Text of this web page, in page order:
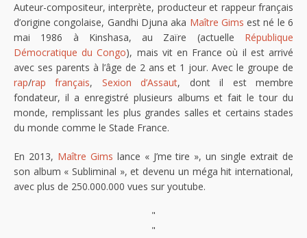
Auteur-compositeur, interprète, producteur et rappeur français
d’origine congolaise, Gandhi Djuna aka Maître Gims est né le 6
mai 1986 à Kinshasa, au Zaïre (actuelle République
Démocratique du Congo), mais vit en France où il est arrivé
avec ses parents à l’âge de 2 ans et 1 jour. Avec le groupe de
rap/rap français, Sexion d’Assaut, dont il est membre
fondateur, il a enregistré plusieurs albums et fait le tour du
monde, remplissant les plus grandes salles et certains stades
du monde comme le Stade France.
En 2013, Maître Gims lance « J’me tire », un single extrait de
son album « Subliminal », et devenu un méga hit international,
avec plus de 250.000.000 vues sur youtube.
"
"